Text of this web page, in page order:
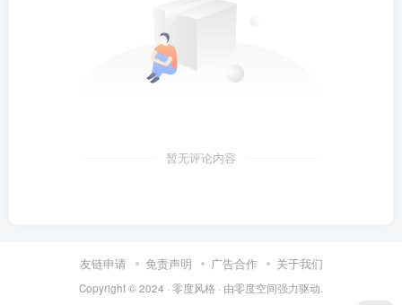
暂无评论内容
友链申请 免责声明 广告合作 关于我们
Copyright © 2024 · 零度风格 · 由零度空间强力驱动.